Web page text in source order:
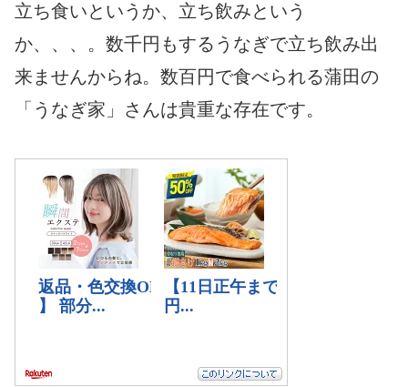
立ち食いというか、立ち飲みという
か、、、。数千円もするうなぎで立ち飲み出
来ませんからね。数百円で食べられる蒲田の
「うなぎ家」さんは貴重な存在です。